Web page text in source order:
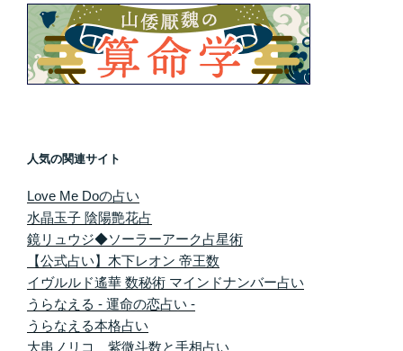
人気の関連サイト
Love Me Doの占い
水晶玉子 陰陽艶花占
鏡リュウジ◆ソーラーアーク占星術
【公式占い】木下レオン 帝王数
イヴルルド遙華 数秘術 マインドナンバー占い
うらなえる - 運命の恋占い -
うらなえる本格占い
大串ノリコ 紫微斗数と手相占い